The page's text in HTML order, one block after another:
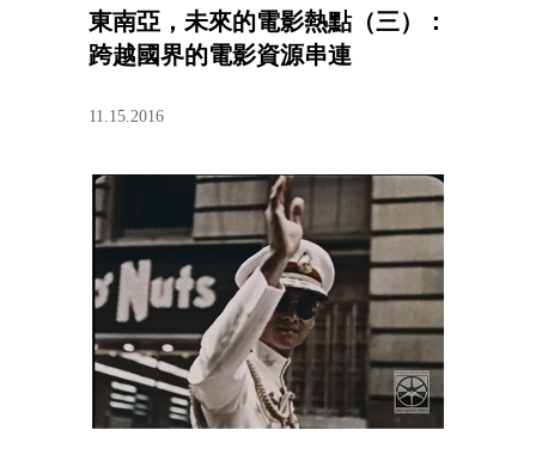
東南亞，未來的電影熱點（三）：
跨越國界的電影資源串連
11.15.2016